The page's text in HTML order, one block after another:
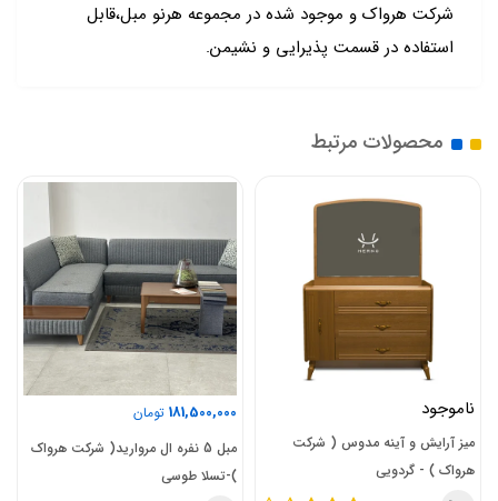
شرکت هرواک و موجود شده در مجموعه هرنو مبل،قابل
استفاده در قسمت پذیرایی و نشیمن.
محصولات مرتبط
ناموجود
میز آرایش و آینه مدوس ( شرکت
هرواک ) - گردویی
181,500,000 تومان
مبل 5 نفره ال مروارید( شرکت هرواک
)-تسلا طوسی